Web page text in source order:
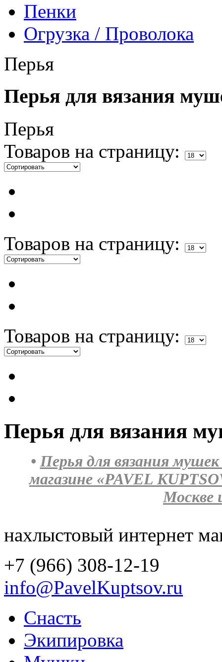
Пенки
Огрузка / Проволока
Перья
Перья для вязания
Перья
Товаров на страницу:
Товаров на страницу:
Товаров на страницу:
Перья для вязания
• Перья для вязания
магазине «PAVEL
Москве
нахлыстовый интернет
+7 (966) 308-12-19
info@PavelKuptsov.ru
Снасть
Экипировка